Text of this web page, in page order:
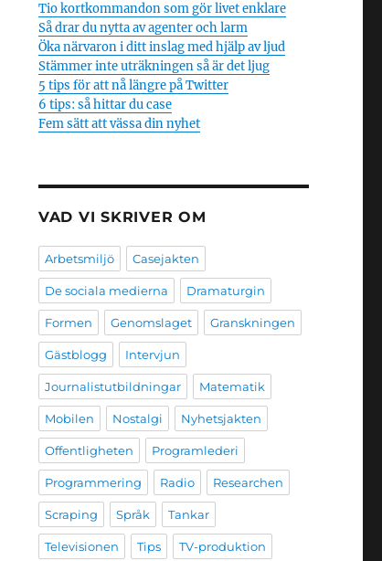
Tio kortkommandon som gör livet enklare
Så drar du nytta av agenter och larm
Öka närvaron i ditt inslag med hjälp av ljud
Stämmer inte uträkningen så är det ljug
5 tips för att nå längre på Twitter
6 tips: så hittar du case
Fem sätt att vässa din nyhet
VAD VI SKRIVER OM
Arbetsmiljö Casejakten
De sociala medierna Dramaturgin
Formen Genomslaget Granskningen
Gästblogg Intervjun
Journalistutbildningar Matematik
Mobilen Nostalgi Nyhetsjakten
Offentligheten Programlederi
Programmering Radio Researchen
Scraping Språk Tankar
Televisionen Tips TV-produktion